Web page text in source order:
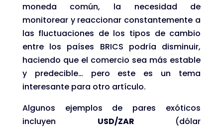
moneda común, la necesidad de
monitorear y reaccionar constantemente a
las fluctuaciones de los tipos de cambio
entre los países BRICS podría disminuir,
haciendo que el comercio sea más estable
y predecible… pero este es un tema
interesante para otro artículo.
Algunos ejemplos de pares exóticos
incluyen USD/ZAR (dólar